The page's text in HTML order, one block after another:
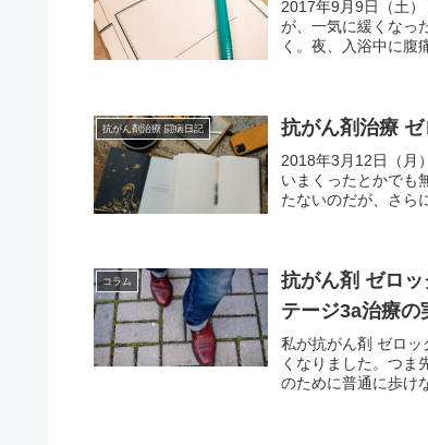
2017年9月9日（土
が、一気に緩くなっ
く。夜、入浴中に腹
抗がん剤治療 闘病日記 抗がん剤治療
2018年3月12日（月
いまくったとかでも
たないのだが、さら
コラム
抗がん剤 ゼロ
テージ3a治療の
私が抗がん剤 ゼロ
くなりました。つま
のために普通に歩け